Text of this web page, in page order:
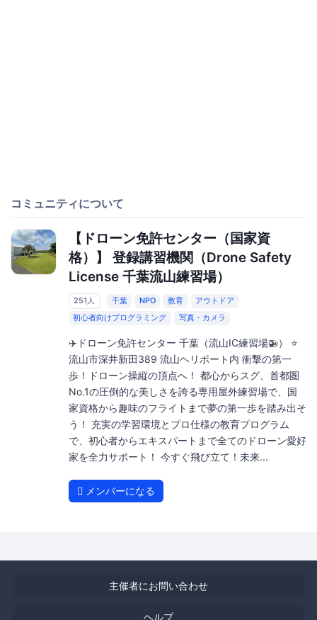
コミュニティについて
【ドローン免許センター（国家資
格）】 登録講習機関（Drone Safety
License 千葉流山練習場）
251人 千葉 NPO 教育
アウトドア
初心者向けプログラミング
写真・カメラ
✈️ドローン免許センター 千葉（流山IC練習場🚁） ⭐️
流山市深井新田389 流山ヘリポート内 衝撃の第一
歩！ドローン操縦の頂点へ！ 都心からスグ、首都圏
No.1の圧倒的な美しさを誇る専用屋外練習場で、国
家資格から趣味のフライトまで夢の第一歩を踏み出そ
う！ 充実の学習環境とプロ仕様の教育プログラム
で、初心者からエキスパートまで全てのドローン愛好
家を全力サポート！ 今すぐ飛び立て！未来...
メンバーになる
主催者にお問い合わせ
ヘルプ